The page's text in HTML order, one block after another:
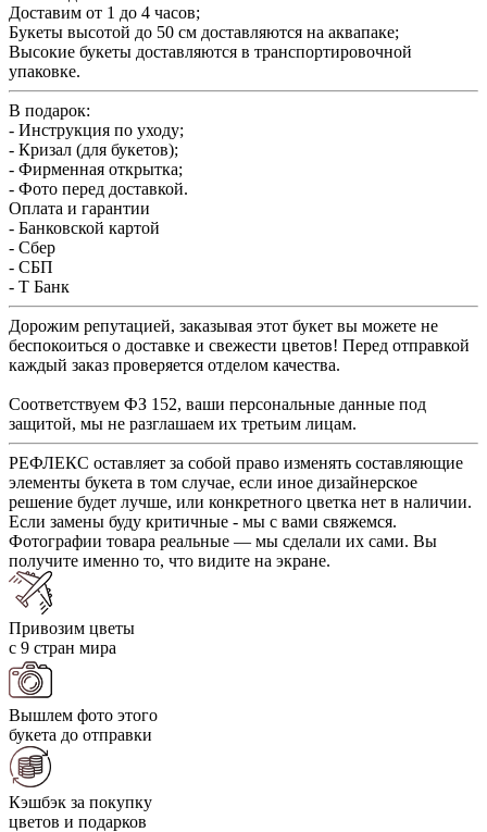
Доставим от 1 до 4 часов;
Букеты высотой до 50 см доставляются на аквапаке;
Высокие букеты доставляются в транспортировочной
упаковке.
В подарок:
- Инструкция по уходу;
- Кризал (для букетов);
- Фирменная открытка;
- Фото перед доставкой.
Оплата и гарантии
- Банковской картой
- Сбер
- СБП
- Т Банк
Дорожим репутацией, заказывая этот букет вы можете не
беспокоиться о доставке и свежести цветов! Перед отправкой
каждый заказ проверяется отделом качества.
Соответствуем ФЗ 152, ваши персональные данные под
защитой, мы не разглашаем их третьим лицам.
РЕФЛЕКС оставляет за собой право изменять составляющие
элементы букета в том случае, если иное дизайнерское
решение будет лучше, или конкретного цветка нет в наличии.
Если замены буду критичные - мы с вами свяжемся.
Фотографии товара реальные — мы сделали их сами. Вы
получите именно то, что видите на экране.
Привозим цветы
с 9 стран мира
Вышлем фото этого
букета до отправки
Кэшбэк за покупку
цветов и подарков